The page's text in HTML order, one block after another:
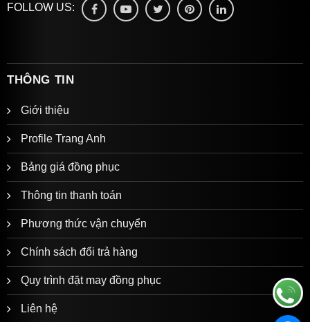
FOLLOW US:
THÔNG TIN
Giới thiệu
Profile Trang Anh
Bảng giá đồng phục
Thông tin thanh toán
Phương thức vận chuyển
Chính sách đổi trả hàng
Quy trình đặt may đồng phục
Liên hệ